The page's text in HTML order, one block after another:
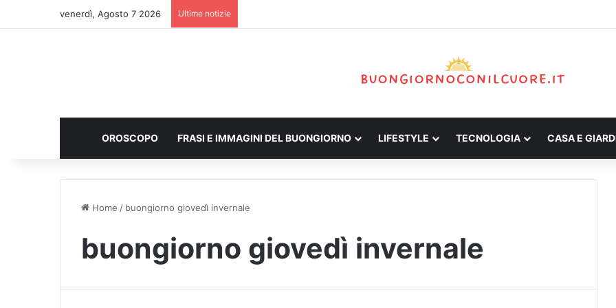
venerdì, Agosto 7 2026 Ultime notizie
OROSCOPO FRASI E IMMAGINI DEL BUONGIORNO LIFESTYLE TECNOLOGIA CASA E
Home / buongiorno giovedì invernale
buongiorno giovedì invernale